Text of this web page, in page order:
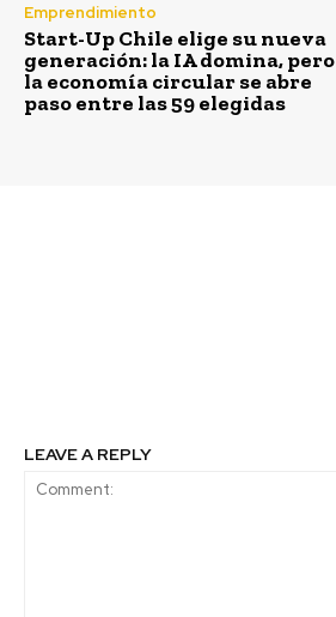
Emprendimiento
Start-Up Chile elige su nueva
generación: la IA domina, pero
la economía circular se abre
paso entre las 59 elegidas
LEAVE A REPLY